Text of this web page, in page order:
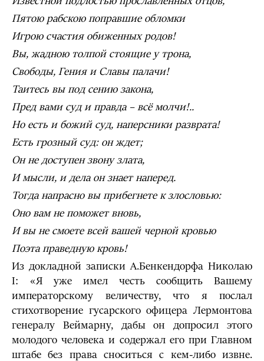
Пятою рабскою поправшие обломки
Игрою счастия обиженных родов!
Вы, жадною толпой стоящие у трона,
Свободы, Гения и Славы палачи!
Таитесь вы под сению закона,
Пред вами суд и правда – всё молчи!..
Но есть и божий суд, наперсники разврата!
Есть грозный суд: он ждет;
Он не доступен звону злата,
И мысли, и дела он знает наперед.
Тогда напрасно вы прибегнете к злословью:
Оно вам не поможет вновь,
И вы не смоете всей вашей черной кровью
Поэта праведную кровь!
Из докладной записки А.Бенкендорфа Николаю
I: «Я уже имел честь сообщить Вашему
императорскому величеству, что я послал
стихотворение гусарского офицера Лермонтова
генералу Веймарну, дабы он допросил этого
молодого человека и содержал его при Главном
штабе без права сноситься с кем-либо извне.